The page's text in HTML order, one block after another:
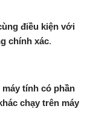
điều kiện với
chính xác.
tính có phần
chạy trên máy